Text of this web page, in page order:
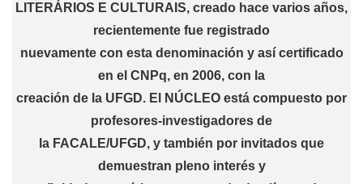
LITERÁRIOS E CULTURAIS, creado hace varios años,
recientemente fue registrado
nuevamente con esta denominación y así certificado
en el CNPq, en 2006, con la
creación de la UFGD. El NÚCLEO está compuesto por
profesores-investigadores de
la FACALE/UFGD, y también por invitados que
demuestran pleno interés y